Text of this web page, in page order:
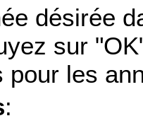
désirée
sur
pour les
: